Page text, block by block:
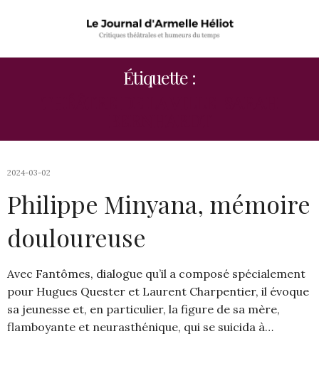
Étiquette :
2024-03-02
Philippe Minyana, mémoire
douloureuse
Avec Fantômes, dialogue qu’il a composé spécialement
pour Hugues Quester et Laurent Charpentier, il évoque
sa jeunesse et, en particulier, la figure de sa mère,
flamboyante et neurasthénique, qui se suicida à…